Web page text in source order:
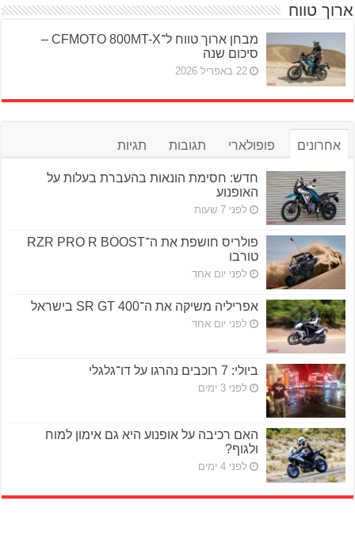
ארוך טווח
מבחן ארוך טווח ל־CFMOTO 800MT-X –
סיכום שנה
22 באפריל 2026
אחרונים פופולארי תגובות תגיות
חדש: חסימת הונאות בהעברת בעלות על
האופנוע
לפני 7 שעות
פולריס חושפת את ה־RZR PRO R BOOST
טורבו
לפני יום אחד
אפריליה משיקה את ה־SR GT 400 בישראל
לפני יום אחד
ביולי: 7 רוכבים נהרגו על דו־גלגלי
לפני 3 ימים
האם רכיבה על אופנוע היא גם אימון למוח
ולגוף?
לפני 4 ימים